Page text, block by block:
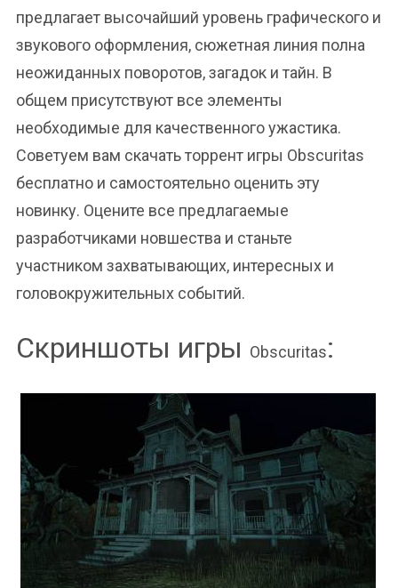
предлагает высочайший уровень графического и
звукового оформления, сюжетная линия полна
неожиданных поворотов, загадок и тайн. В
общем присутствуют все элементы
необходимые для качественного ужастика.
Советуем вам скачать торрент игры Obscuritas
бесплатно и самостоятельно оценить эту
новинку. Оцените все предлагаемые
разработчиками новшества и станьте
участником захватывающих, интересных и
головокружительных событий.
Скриншоты игры Obscuritas: